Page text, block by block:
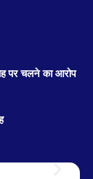
पर चलने का आरोप